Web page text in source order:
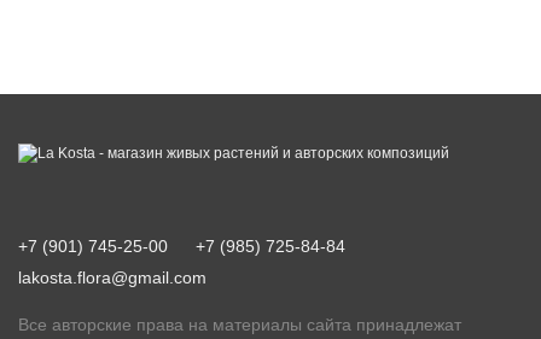
+7 (901) 745-25-00
+7 (985) 725-84-84
lakosta.flora@gmail.com
Все авторские права на материалы сайта принадлежат